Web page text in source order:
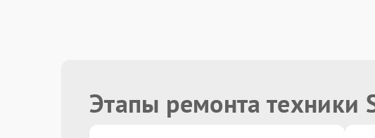
Этапы ремонта техники